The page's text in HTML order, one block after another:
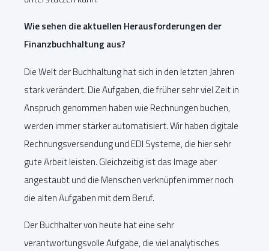
Wie sehen die aktuellen Herausforderungen der
Finanzbuchhaltung aus?
Die Welt der Buchhaltung hat sich in den letzten Jahren
stark verändert. Die Aufgaben, die früher sehr viel Zeit in
Anspruch genommen haben wie Rechnungen buchen,
werden immer stärker automatisiert. Wir haben digitale
Rechnungsversendung und EDI Systeme, die hier sehr
gute Arbeit leisten. Gleichzeitig ist das Image aber
angestaubt und die Menschen verknüpfen immer noch
die alten Aufgaben mit dem Beruf.
Der Buchhalter von heute hat eine sehr
verantwortungsvolle Aufgabe, die viel analytisches